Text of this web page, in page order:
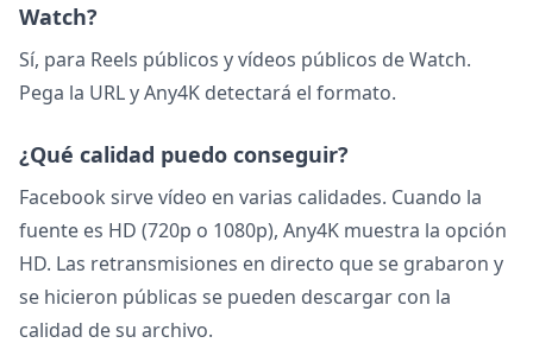
Watch?
Sí, para Reels públicos y vídeos públicos de Watch.
Pega la URL y Any4K detectará el formato.
¿Qué calidad puedo conseguir?
Facebook sirve vídeo en varias calidades. Cuando la
fuente es HD (720p o 1080p), Any4K muestra la opción
HD. Las retransmisiones en directo que se grabaron y
se hicieron públicas se pueden descargar con la
calidad de su archivo.